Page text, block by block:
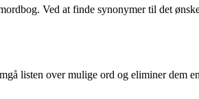
Ved at finde synonymer til det
listen over mulige ord og eliminer dem